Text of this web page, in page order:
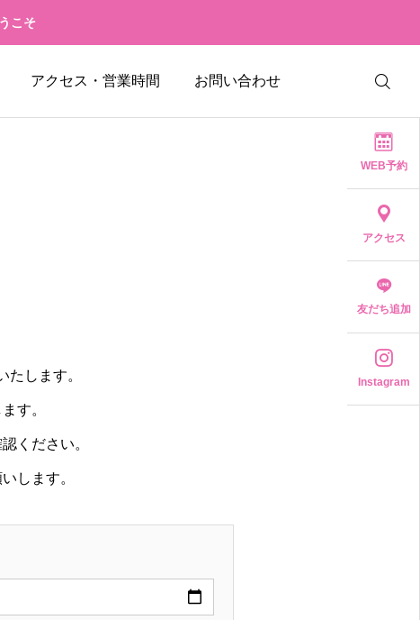
こそ
アクセス・営業時間 お問い合わせ
WEB予約
アクセス
友だち追加
Instagram
します。
す。
ください。
します。